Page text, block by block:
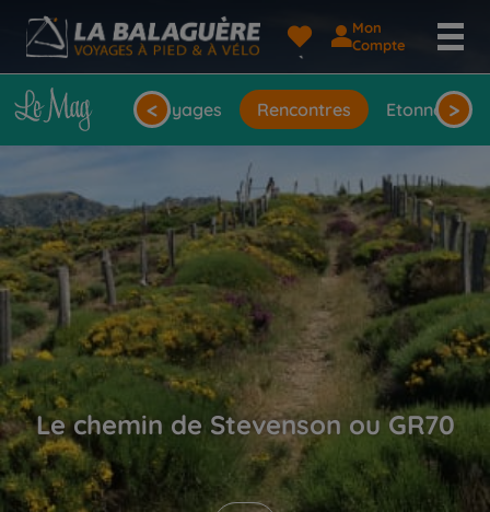
Mon
Compte
Idées de voyages Rencontres Etonnantes
< >
Le chemin de Stevenson ou GR70